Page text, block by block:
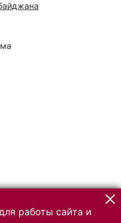
работы сайта и